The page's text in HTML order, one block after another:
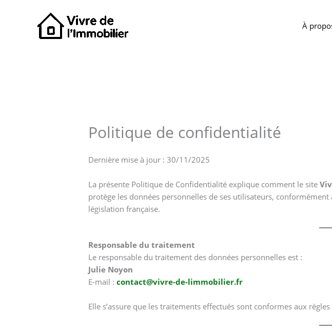
À
Politique de confidentialité
Dernière mise à jour : 30/11/2025
La présente Politique de Confidentialité explique comment le site
protège les données personnelles de ses utilisateurs,
législation française.
Responsable du traitement
Le responsable du traitement des données personnelles est :
Julie Noyon
E-mail :contact@vivre-de-limmobilier.fr
Elle s’assure que les traitements effectués sont conformes aux